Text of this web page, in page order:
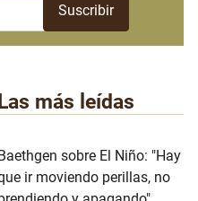
más leídas
sobre El Niño: "Hay
ir moviendo perillas, no